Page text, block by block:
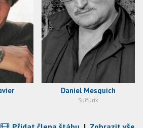
Daniel Mesguich
Sulfurix